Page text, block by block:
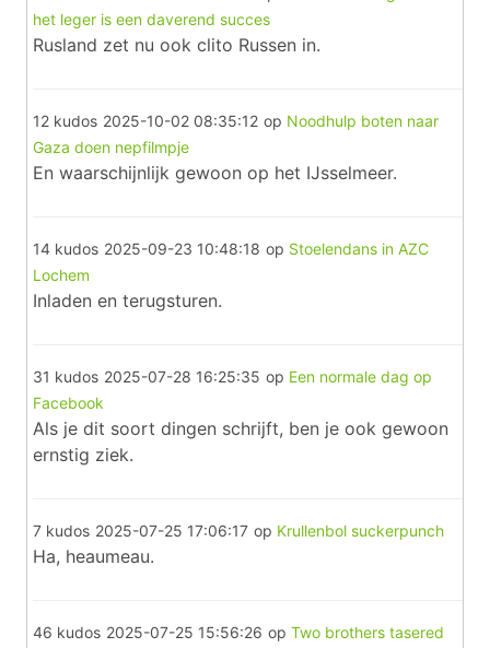
het leger is een daverend succes
Rusland zet nu ook clito Russen in.
12 kudos 2025-10-02 08:35:12 op Noodhulp boten naar
Gaza doen nepfilmpje
En waarschijnlijk gewoon op het IJsselmeer.
14 kudos 2025-09-23 10:48:18 op Stoelendans in AZC
Lochem
Inladen en terugsturen.
31 kudos 2025-07-28 16:25:35 op Een normale dag op
Facebook
Als je dit soort dingen schrijft, ben je ook gewoon
ernstig ziek.
7 kudos 2025-07-25 17:06:17 op Krullenbol suckerpunch
Ha, heaumeau.
46 kudos 2025-07-25 15:56:26 op Two brothers tasered